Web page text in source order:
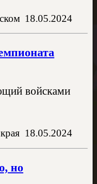
18.05.2024
войсками
18.05.2024
но